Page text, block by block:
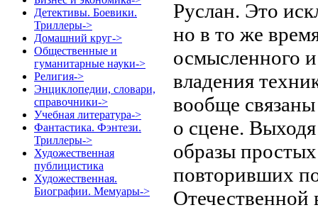
Детективы. Боевики.
Триллеры->
Домашний круг->
Общественные и
гуманитарные науки->
Религия->
Энциклопедии, словари,
справочники->
Учебная литература->
Фантастика. Фэнтези.
Триллеры->
Художественная
публицистика
Художественная.
Биографии. Мемуары->
Руслан. Это
но в то же
осмысленного
владения
вообще
о сцене.
образы
повторивших
Отечественной